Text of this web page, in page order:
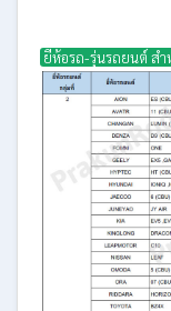
ยี่ห้อรถ-รุ่นรถยนต์ ส